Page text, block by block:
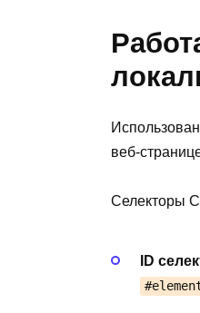
веб-
Селекторы
ID